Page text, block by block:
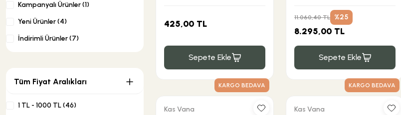
Kampanyalı Ürünler (1)
Yeni Ürünler (4)
İndirimli Ürünler (7)
Tüm Fiyat Aralıkları
1 TL - 1000 TL (46)
425,00 TL
Sepete Ekle
11.060,40 TL %25
8.295,00 TL
Sepete Ekle
KARGO BEDAVA
Kas Vana
KARGO BEDAVA
Kas Vana
Jakuziler
Duş Tekneleri
Kompakt Sistemler
Patlatma Doğaltaşlar
Traverten
Çöp Öğütücüler
Kuzine
Paket Ürünler
Islak Hacim Ekipmanları
Sıvı Sabunluklar